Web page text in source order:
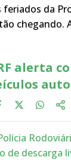
feriados da
chegando.
alerta
de descarga